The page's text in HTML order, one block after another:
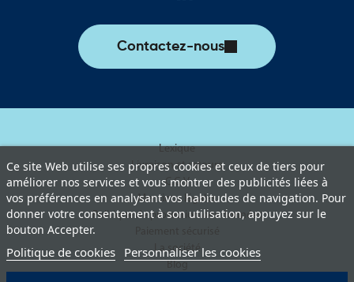
Ce site Web utilise ses propres cookies et ceux de tiers pour
améliorer nos services et vous montrer des publicités liées à
vos préférences en analysant vos habitudes de navigation. Pour
donner votre consentement à son utilisation, appuyez sur le
bouton Accepter.
Politique de cookies Personnaliser les cookies
Contactez-nous
Lexique
Livraison et retours
C.G.V
Mentions légales
Politique de protection des données
La société
Blog